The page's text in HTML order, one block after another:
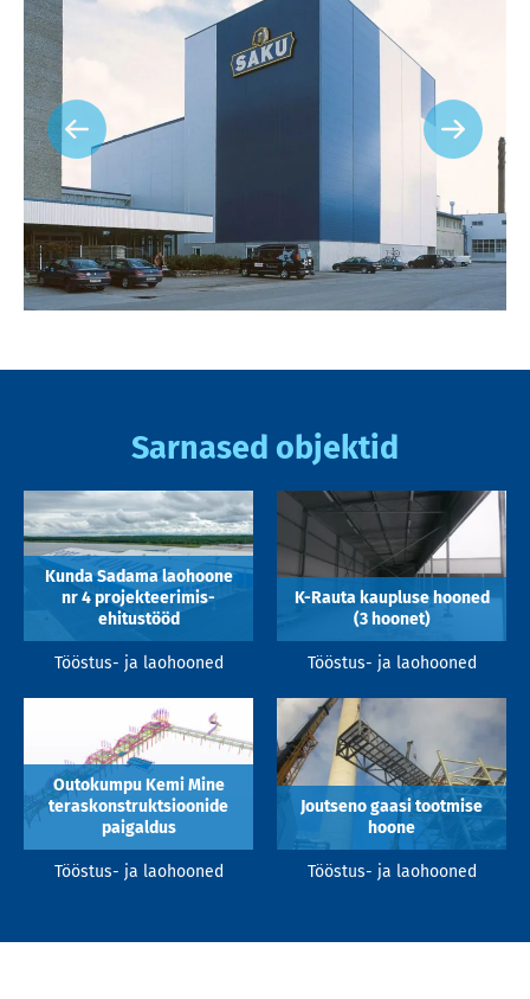
Sarnased objektid
Kunda Sadama laohoone
nr 4 projekteerimis-
ehitustööd
Tööstus- ja laohooned
K-Rauta kaupluse hooned
(3 hoonet)
Tööstus- ja laohooned
Outokumpu Kemi Mine
teraskonstruktsioonide
paigaldus
Tööstus- ja laohooned
Joutseno gaasi tootmise
hoone
Tööstus- ja laohooned